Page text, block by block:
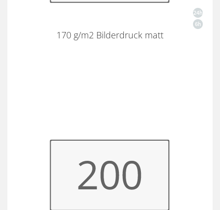
170 g/m2 Bilderdruck matt